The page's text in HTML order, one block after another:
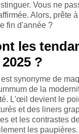
Vous ne
Alors, prête
fin d'année ?
les
?
synonyme de
de la
L'œil devient le
et des liners
et les contrastes
les